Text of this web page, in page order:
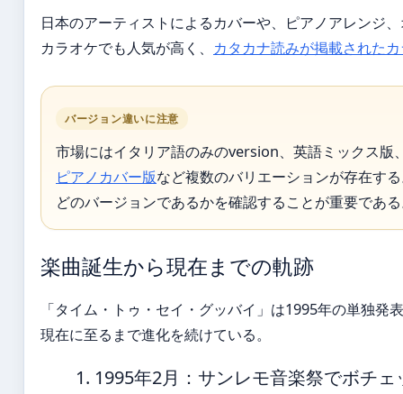
日本のアーティストによるカバーや、ピアノアレンジ
カラオケでも人気が高く、 カタカナ読みが掲載された
バージョン違いに注意
市場にはイタリア語のみのversion、英語ミックス版
ピアノカバー版など複数のバリエーションが存在す
どのバージョンであるかを確認することが重要であ
楽曲誕生から現在までの軌跡
「タイム・トゥ・セイ・グッバイ」は1995年の単独
現在に至るまで進化を続けている。
1995年2月 ：サンレモ音楽祭でボチ